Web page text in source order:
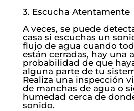
3. Escucha Atentamente
A veces, se puede
casa si escuchas un
flujo de agua cuando
están cerradas, hay una
probabilidad de que
alguna parte de tu
Realiza una inspección
de manchas de agua o
humedad cerca de
sonido.